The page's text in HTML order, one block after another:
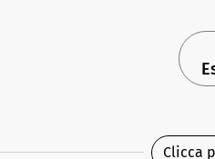
Clicca